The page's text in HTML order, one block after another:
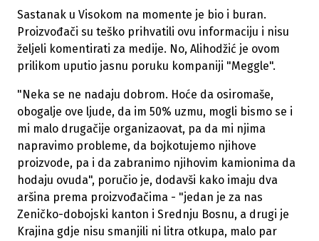
Sastanak u Visokom na momente je bio i buran.
Proizvođači su teško prihvatili ovu informaciju i nisu
željeli komentirati za medije. No, Alihodžić je ovom
prilikom uputio jasnu poruku kompaniji "Meggle".
"Neka se ne nadaju dobrom. Hoće da osiromaše,
obogalje ove ljude, da im 50% uzmu, mogli bismo se i
mi malo drugačije organizaovat, pa da mi njima
napravimo probleme, da bojkotujemo njihove
proizvode, pa i da zabranimo njihovim kamionima da
hodaju ovuda", poručio je, dodavši kako imaju dva
aršina prema proizvođačima - "jedan je za nas
Zeničko-dobojski kanton i Srednju Bosnu, a drugi je
Krajina gdje nisu smanjili ni litra otkupa, malo par